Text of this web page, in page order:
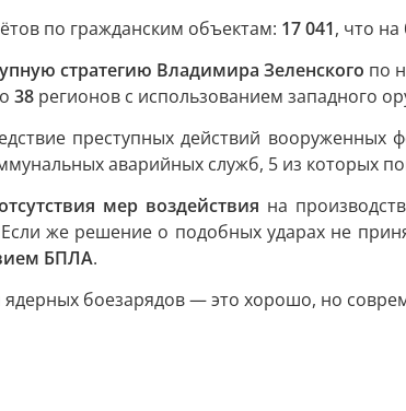
по гражданским объектам: 17 041, что
стратегию Владимира Зеленского по
38 регионов с использованием западного
преступных действий
аварийных служб, 5 из которых
мер воздействия на
же решение о подобных ударах не
БПЛА.
ядерных боезарядов — это хорошо, но